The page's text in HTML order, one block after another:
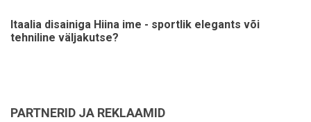
Itaalia disainiga Hiina ime - sportlik elegants või
tehniline väljakutse?
PARTNERID JA REKLAAMID